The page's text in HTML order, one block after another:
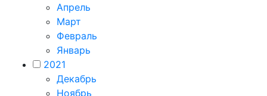
Апрель
Март
Февраль
Январь
2021
Декабрь
Ноябрь